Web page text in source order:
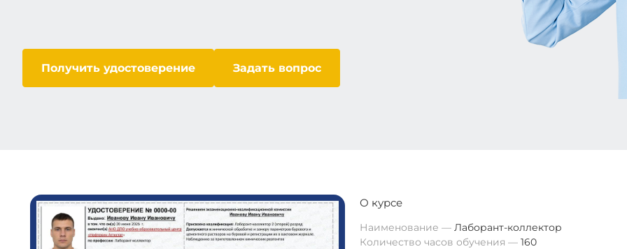
Получить удостоверение Задать вопрос
О курсе
Наименование
Лаборант-коллектор
Количество часов обучения
160